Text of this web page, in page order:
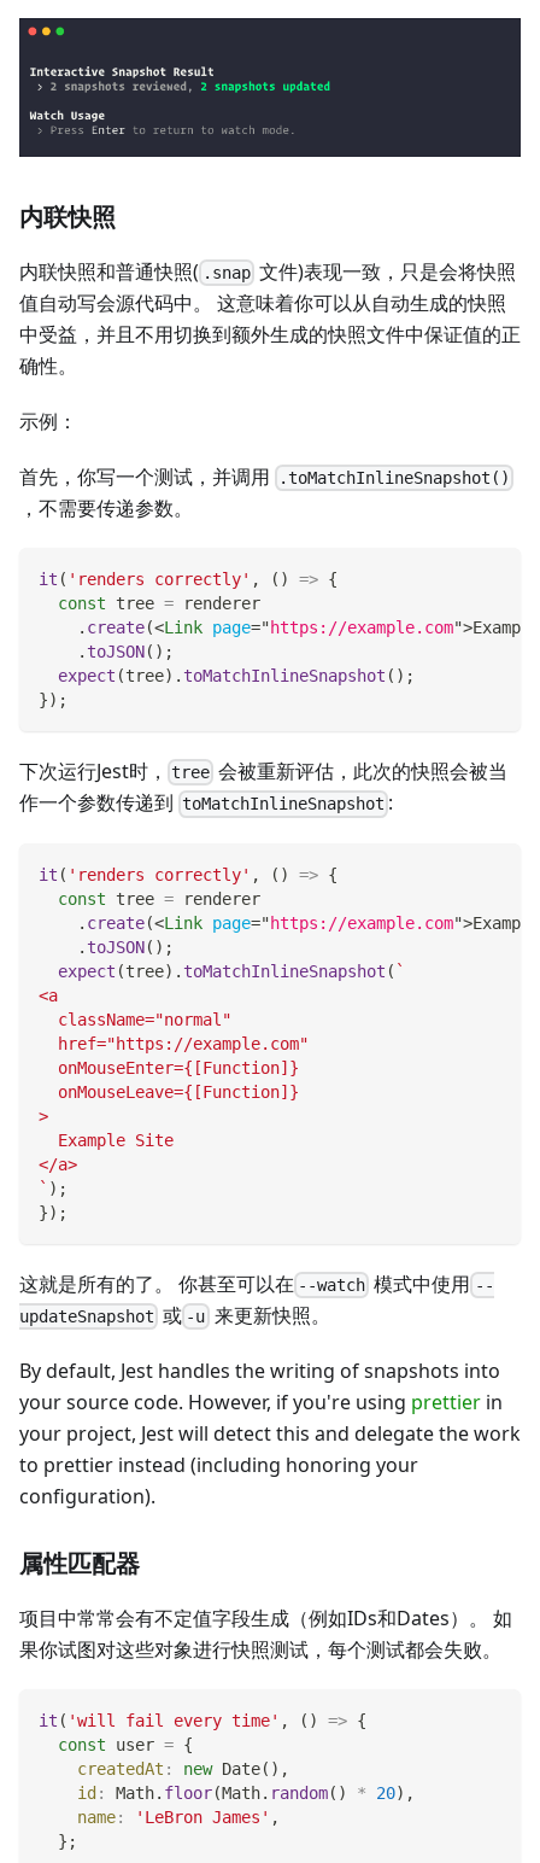
内联快照
内联快照和普通快照( .snap 文件)表现一致，只是会将快照
值自动写会源代码中。 这意味着你可以从自动生成的快照
中受益，并且不用切换到额外生成的快照文件中保证值的正
确性。
示例：
首先，你写一个测试，并调用 .toMatchInlineSnapshot()
，不需要传递参数。
it ( 'renders correctly' , ( ) => {
const tree = renderer
. create(<Link page="https://example.com">
. toJSON( ) ;
expect (tree) . toMatchInlineSnapshot ( ) ;
}) ;
下次运行Jest时， tree 会被重新评估，此次的快照会被当
作一个参数传递到 toMatchInlineSnapshot :
it ( 'renders correctly' , ( ) => {
const tree = renderer
. create(<Link page="https://example.com">
. toJSON( ) ;
expect (tree) . toMatchInlineSnapshot ( `
<a
  className="normal"
  href="https://example.com"
  onMouseEnter={[Function]}
  onMouseLeave={[Function]}
>
  Example Site
</a>
` ) ;
}) ;
这就是所有的了。 你甚至可以在 --watch 模式中使用 --
updateSnapshot 或 -u 来更新快照。
By default, Jest handles the writing of snapshots into
your source code. However, if you're using prettier in
your project, Jest will detect this and delegate the work
to prettier instead (including honoring your
configuration).
属性匹配器
项目中常常会有不定值字段生成（例如IDs和Dates）。 如
果你试图对这些对象进行快照测试，每个测试都会失败。
it ( 'will fail every time' , ( ) => {
const user = {
createdAt : new Date( ) ,
id : Math. floor(Math. random( ) * 20) ,
name: 'LeBron James' ,
} ;